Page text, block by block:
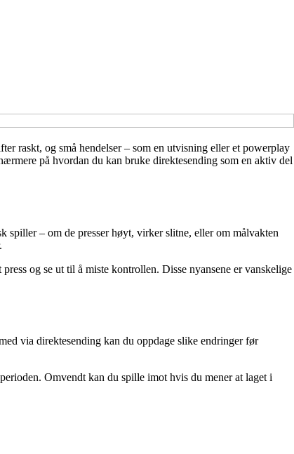
raskt, og små hendelser – som en utvisning eller et powerplay
på hvordan du kan bruke direktesending som en aktiv del
– om de presser høyt, virker slitne, eller om målvakten
og se ut til å miste kontrollen. Disse nyansene er vanskelige
via direktesending kan du oppdage slike endringer før
Omvendt kan du spille imot hvis du mener at laget i